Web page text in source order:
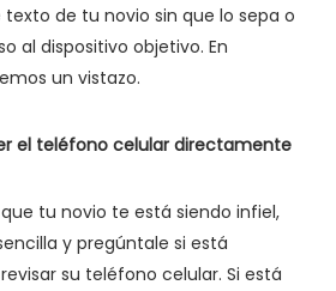
de tu novio sin que lo sepa o
al dispositivo objetivo. En
un vistazo.
el teléfono celular directamente
tu novio te está siendo infiel,
y pregúntale si está
su teléfono celular. Si está